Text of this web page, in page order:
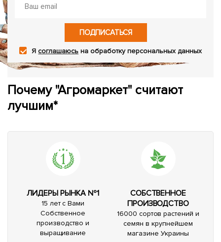
ПОДПИСАТЬСЯ
Ясоглашаюсь на обработку персональных данных
Почему "Агромаркет" считают
лучшим*
ЛИДЕРЫ РЫНКА №1
15 лет с Вами
Собственное
производство и
выращивание
СОБСТВЕННОЕ
ПРОИЗВОДСТВО
16000 сортов растений и
семян в крупнейшем
магазине Украины